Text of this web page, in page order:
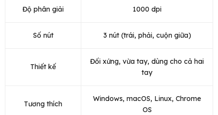
Độ phân giải 1000 dpi
Số nút 3 nút (trái, phải, cuộn giữa)
Thiết kế
Đối xứng, vừa tay, dùng cho cả hai
tay
Tương thích
Windows, macOS, Linux, Chrome
OS